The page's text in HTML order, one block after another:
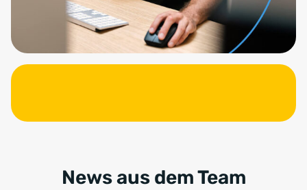
News aus dem Team